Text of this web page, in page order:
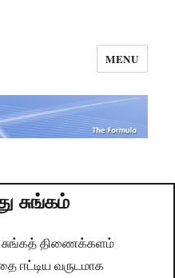
MENU
சுங்கம்
திணைக்களம்
ஈட்டிய வருடமாக